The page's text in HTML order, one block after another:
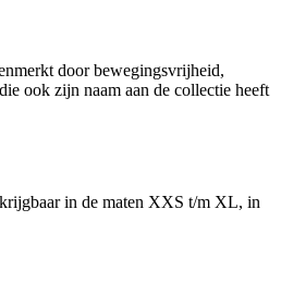
door bewegingsvrijheid,
ook zijn naam aan de collectie heeft
in de maten XXS t/m XL, in